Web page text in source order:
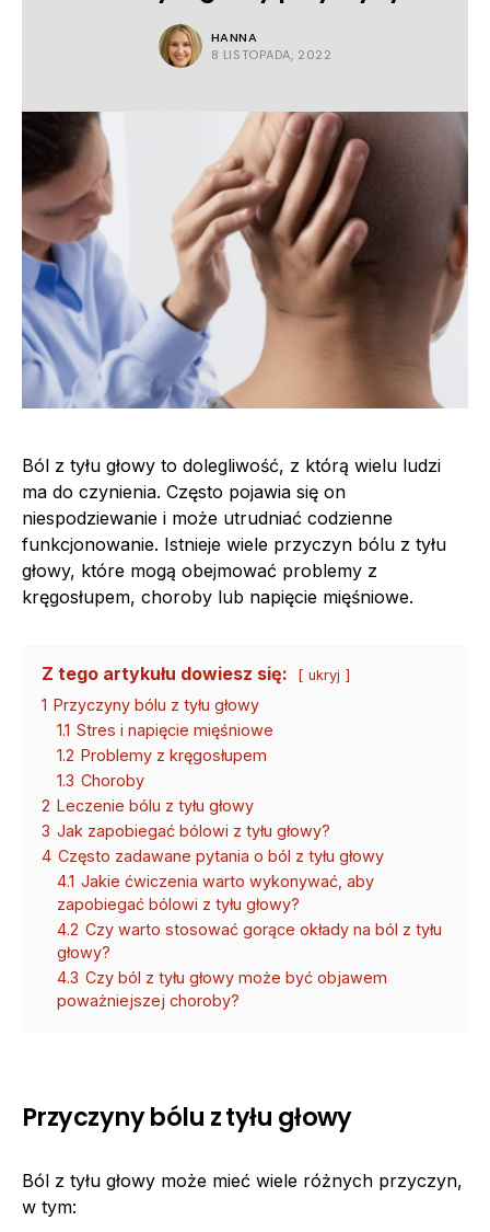
HANNA
8 LISTOPADA, 2022
Ból z tyłu głowy to dolegliwość, z którą wielu ludzi
ma do czynienia. Często pojawia się on
niespodziewanie i może utrudniać codzienne
funkcjonowanie. Istnieje wiele przyczyn bólu z tyłu
głowy, które mogą obejmować problemy z
kręgosłupem, choroby lub napięcie mięśniowe.
Z tego artykułu dowiesz się: ukryj
1 Przyczyny bólu z tyłu głowy
1.1 Stres i napięcie mięśniowe
1.2 Problemy z kręgosłupem
1.3 Choroby
2 Leczenie bólu z tyłu głowy
3 Jak zapobiegać bólowi z tyłu głowy?
4 Często zadawane pytania o ból z tyłu głowy
4.1 Jakie ćwiczenia warto wykonywać, aby
zapobiegać bólowi z tyłu głowy?
4.2 Czy warto stosować gorące okłady na ból z tyłu
głowy?
4.3 Czy ból z tyłu głowy może być objawem
poważniejszej choroby?
Przyczyny bólu z tyłu głowy
Ból z tyłu głowy może mieć wiele różnych przyczyn,
w tym: